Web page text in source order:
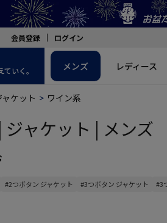
会員登録 ログイン
いく。
メンズ レディース
ャケット ワイン系
ジャケット | メンズ
#2つボタン ジャケット #3つボタン ジャケット #3